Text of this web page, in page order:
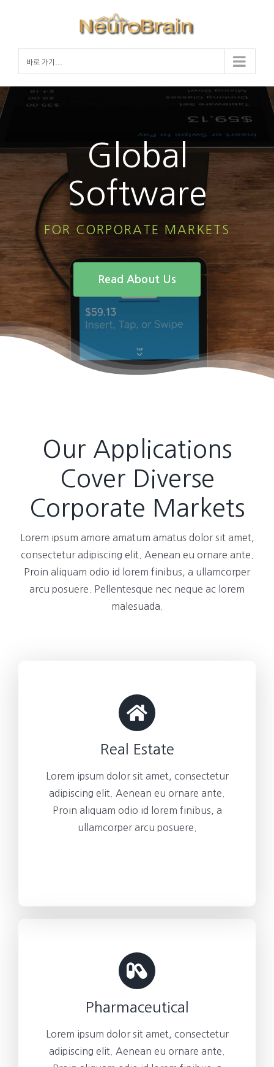
바로 가기...
Global
Software
FOR CORPORATE MARKETS
Read About Us
Our Applications
Cover Diverse
Corporate Markets
Lorem ipsum amore amatum amatus dolor sit amet,
consectetur adipiscing elit. Aenean eu ornare ante.
Proin aliquam odio id lorem finibus, a ullamcorper
arcu posuere. Pellentesque nec neque ac lorem
malesuada.
Real Estate
Lorem ipsum dolor sit amet, consectetur
adipiscing elit. Aenean eu ornare ante.
Proin aliquam odio id lorem finibus, a
ullamcorper arcu posuere.
Pharmaceutical
Lorem ipsum dolor sit amet, consectetur
adipiscing elit. Aenean eu ornare ante.